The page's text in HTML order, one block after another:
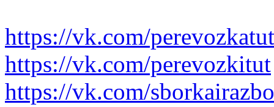
https://vk.com/perevozkatut
https://vk.com/perevozkitut
https://vk.com/